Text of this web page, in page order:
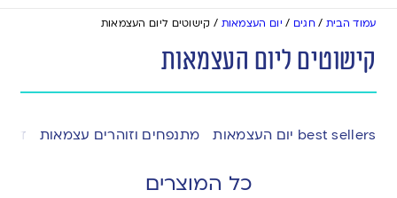
עמוד הבית /חגים / יום העצמאות / קישוטים ליום העצמאות
קישוטים ליום העצמאות
best sellers יום העצמאות מתנפחים וזוהרים עצמאות
כל המוצרים